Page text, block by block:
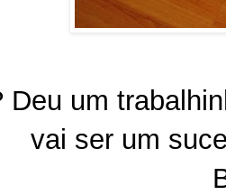
Deu um
vai ser um